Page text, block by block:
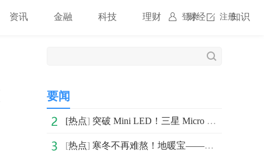
登录 注册
资讯 金融 科技 理财 财经 知识
要闻
[热点] 突破 Mini LED！三星 Micro RGB 引航显示进入 Micro 时代
[热点] 寒冬不再难熬！地暖宝——供暖家庭的“热能放大器”！